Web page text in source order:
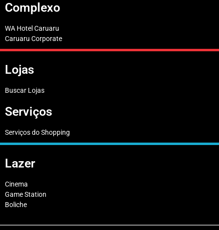
Complexo
WA Hotel Caruaru
Caruaru Corporate
Lojas
Buscar Lojas
Serviços
Serviços do Shopping
Lazer
Cinema
Game Station
Boliche